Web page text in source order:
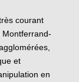
courant
Montferrand-
et
en